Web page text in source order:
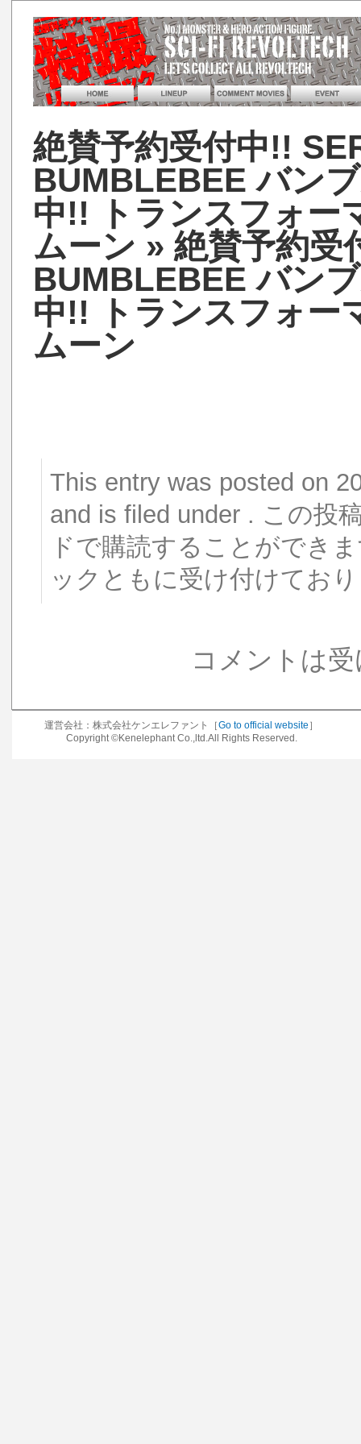
絶賛予約受付中!!
BUMBLEBEE バン
中!! トランスフォー
ムーン » 絶賛予約受
BUMBLEBEE バン
中!! トランスフォー
ムーン
This entry was posted on
and is filed under . この投
ドで購読することができ
ックともに受け付けてお
コメントは
運営会社：株式会社ケンエレファント［Go to official website ］
Copyright ©Kenelephant Co.,ltd.All Rights Reserved.